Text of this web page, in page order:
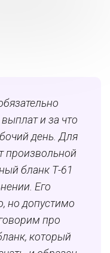
и за что
день. Для
произвольной
бланк Т-61
Его
но допустимо
про
который